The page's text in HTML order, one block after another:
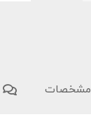
مشخصات